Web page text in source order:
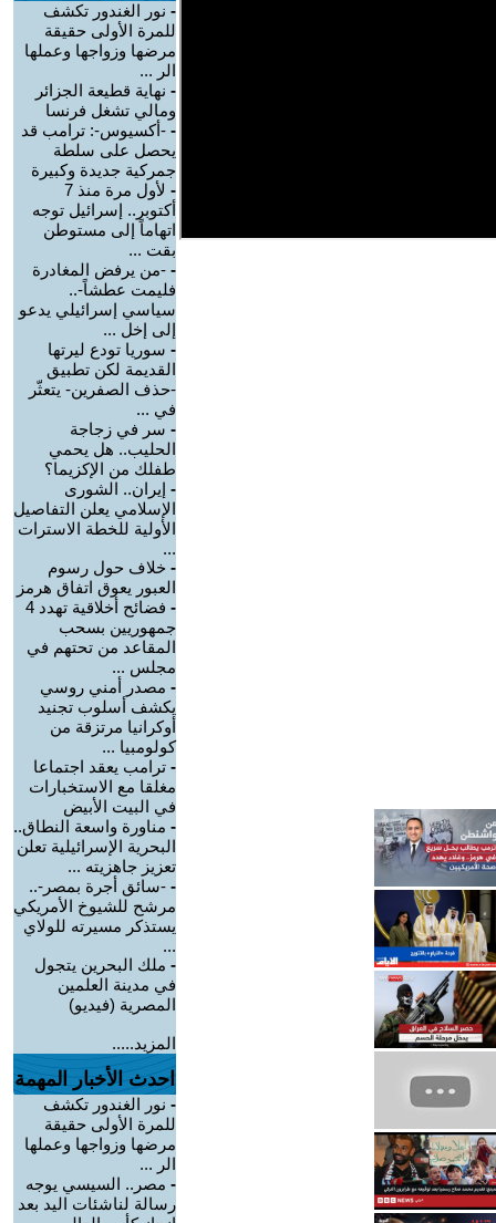
- نور الغندور تكشف
للمرة الأولى حقيقة
مرضها وزواجها وعملها
الر ...
- نهاية قطيعة الجزائر
ومالي تشغل فرنسا
- -أكسيوس-: ترامب قد
يحصل على سلطة
جمركية جديدة وكبيرة
-
لأول مرة منذ 7
أكتوبر.. إسرائيل توجه
اتهاماً إلى مستوطن
بقت ...
- -من يرفض المغادرة
فليمت عطشاً-..
سياسي إسرائيلي يدعو
إلى إخل ...
- سوريا تودع ليرتها
القديمة لكن تطبيق
-حذف الصفرين- يتعثّر
في ...
- سر في زجاجة
الحليب.. هل يحمي
طفلك من الإكزيما؟
- إيران.. الشورى
الإسلامي يعلن التفاصيل
الأولية للخطة الاسترات
...
- خلاف حول رسوم
العبور يعوق اتفاق هرمز
-
فضائح أخلاقية تهدد 4
جمهوريين بسحب
المقاعد من تحتهم في
مجلس ...
- مصدر أمني روسي
يكشف أسلوب تجنيد
أوكرانيا مرتزقة من
كولومبيا ...
- ترامب يعقد اجتماعا
مغلقا مع الاستخبارات
في البيت الأبيض
- مناورة واسعة النطاق..
البحرية الإسرائيلية تعلن
تعزيز جاهزيته ...
- -سائق أجرة بمصر-..
مرشح للشيوخ الأمريكي
يستذكر مسيرته للولاي
...
- ملك البحرين يتجول
في مدينة العلمين
المصرية (فيديو)
المزيد.....
احدث الأخبار المهمة
- نور الغندور تكشف
للمرة الأولى حقيقة
مرضها وزواجها وعملها
الر ...
- مصر.. السيسي يوجه
رسالة لناشئات اليد بعد